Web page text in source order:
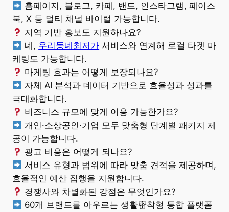
홈페이지, 블로그, 카페, 밴드, 인스타그램, 페이스
북, X 등 멀티 채널 바이럴 가능합니다.
지역 기반 홍보도 지원하나요?
네, 우리동네최저가 서비스와 연계해 로컬 타겟 마
케팅도 가능합니다.
마케팅 효과는 어떻게 보장되나요?
자체 AI 분석과 데이터 기반으로 효율성과 성과를
극대화합니다.
비즈니스 규모에 맞게 이용 가능한가요?
개인·소상공인·기업 모두 맞춤형 단계별 패키지 제
공이 가능합니다.
광고 비용은 어떻게 되나요?
서비스 유형과 범위에 따라 맞춤 견적을 제공하며,
효율적인 예산 집행을 지원합니다.
경쟁사와 차별화된 강점은 무엇인가요?
60개 브랜드를 아우르는 생활密착형 통합 플랫폼